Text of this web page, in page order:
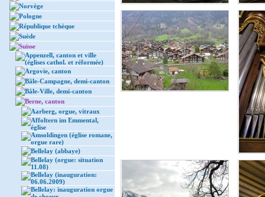
Norvège
Pologne
République tchèque
Suède
Suisse
Appenzell, canton et ville
(églises cathol. et réformée)
Argovie, canton
Bâle-Campagne, demi-canton
Bâle-Ville, demi-canton
Berne, canton
Aarberg, orgue, vitraux
Affoltern im Emmental,
église
Amsoldingen (église romane,
orgue rare)
Bellelay (abbaye)
Bellelay (orgue: situation
11.08)
Bellelay (inauguration:
06.06.2009)
Bellelay: inauguration orgue